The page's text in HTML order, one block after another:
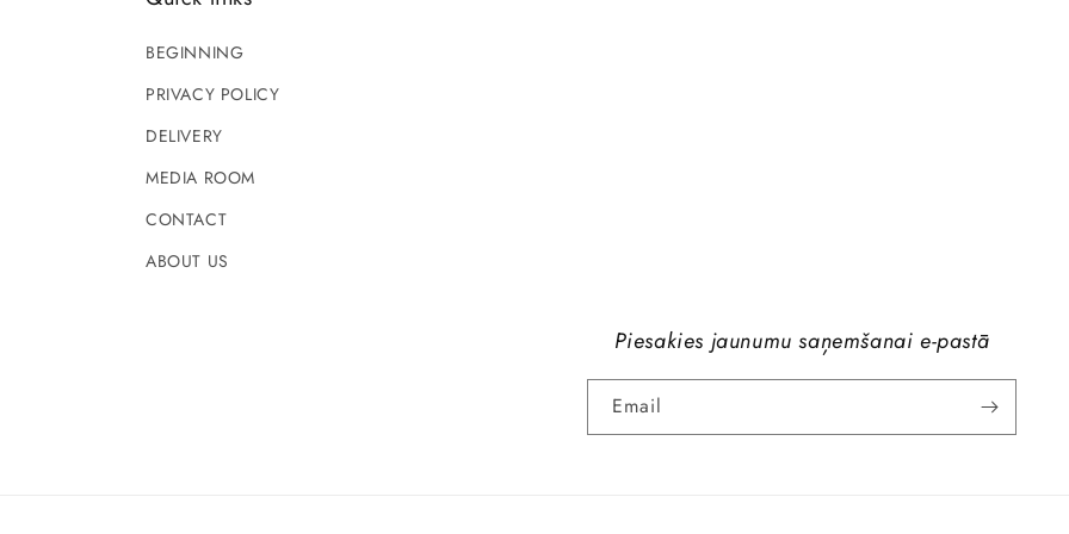
BEGINNING
PRIVACY POLICY
DELIVERY
MEDIA ROOM
CONTACT
ABOUT US
Piesakies jaunumu saņemšanai e-pastā
Email